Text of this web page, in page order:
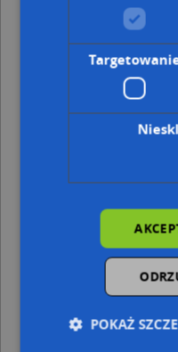
Adresy w pobliżu
Luboń, Żabikowska 22a,
Luboń, Żabikowska 20,
Luboń, Żabikowska 20A,
Luboń, Żabikowska 22,
Luboń, Karłowicza
Luboń, Karłowicza
Luboń, Żabikowska 11,
Luboń, Żabikowska 7,
Luboń, Karłowicza
w pobliżuPOKAŻ